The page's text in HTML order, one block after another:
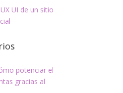
UI de un sitio
potenciar el
gracias al